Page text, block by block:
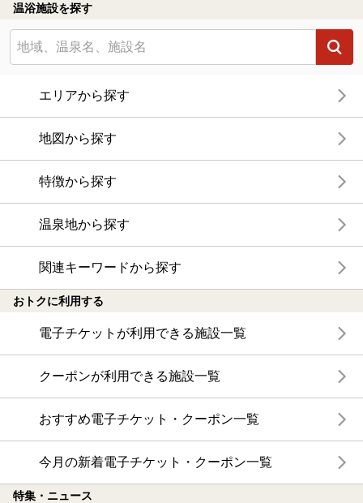
温浴施設を探す
エリアから探す
地図から探す
特徴から探す
温泉地から探す
関連キーワードから探す
おトクに利用する
電子チケットが利用できる施設一覧
クーポンが利用できる施設一覧
おすすめ電子チケット・クーポン一覧
今月の新着電子チケット・クーポン一覧
特集・ニュース